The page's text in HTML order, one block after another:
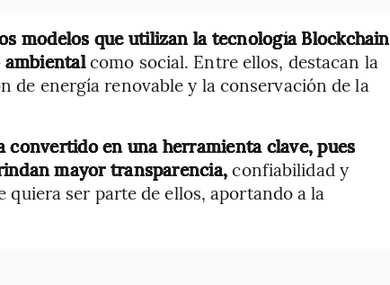
modelos que utilizan la tecnología Blockchain
ambientalcomo social. Entre ellos, destacan la
de energía renovable y la conservación de la
convertido en una herramienta clave, pues
mayor transparencia,confiabilidad y
ser parte de ellos, aportando a la